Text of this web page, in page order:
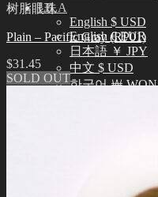
LILA
English $ USD
English € EUR
日本語 ￥ JPY
中文 $ USD
한국어 ￦ WON
树脂眼珠
Plain – Pacific Gray (RP01)
$31.45
SOLD OUT